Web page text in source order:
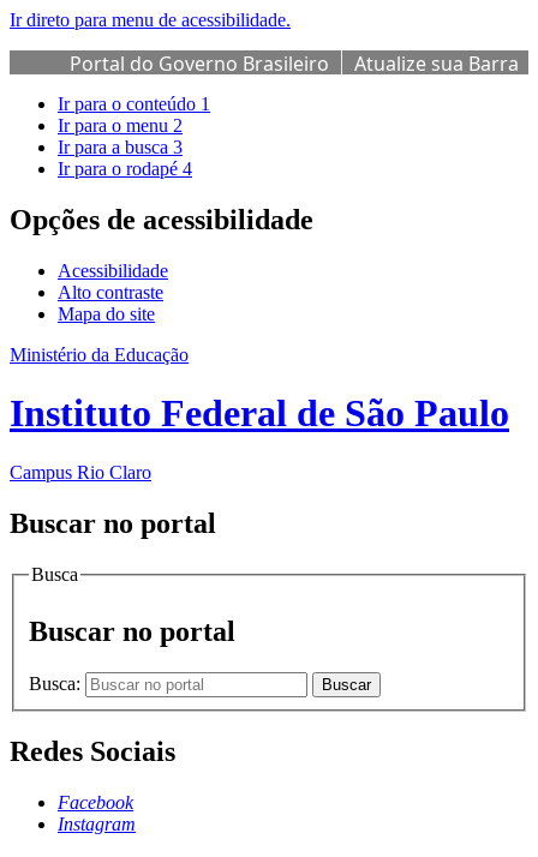
Ir direto para menu de acessibilidade.
Portal do Governo Brasileiro
Atualize sua Barra
de Governo
Ir para o conteúdo 1
Ir para o menu 2
Ir para a busca 3
Ir para o rodapé 4
Opções de acessibilidade
Acessibilidade
Alto contraste
Mapa do site
Ministério da Educação
Instituto Federal de São Paulo
Campus Rio Claro
Buscar no portal
Busca
Buscar no portal
Busca: Buscar
Redes Sociais
Facebook
Instagram